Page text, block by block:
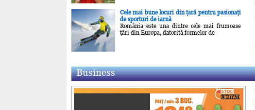
Cele mai bune locuri din ţară pentru pasionaţi
de sporturi de iarnă
România este una dintre cele mai frumoase
ţări din Europa, datorită formelor de
Business